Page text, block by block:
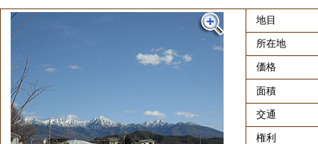
地目
所在地
価格
面積
交通
権利